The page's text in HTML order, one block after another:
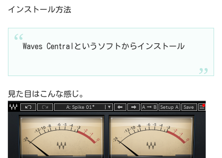
インストール方法
Waves Centralというソフトからインストール
見た目はこんな感じ。